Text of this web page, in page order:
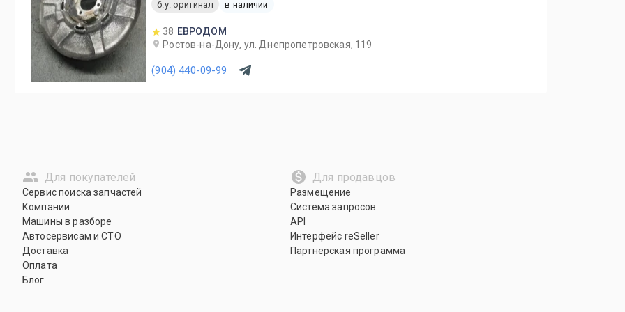
б.у. оригинал в наличии
38 ЕВРОДОМ
Ростов-на-Дону, ул. Днепропетровская, 119
(904) 440-09-99
Для покупателей
Сервис поиска запчастей
Компании
Машины в разборе
Автосервисам и СТО
Доставка
Оплата
Блог
Для продавцов
Размещение
Система запросов
API
Интерфейс reSeller
Партнерская программа